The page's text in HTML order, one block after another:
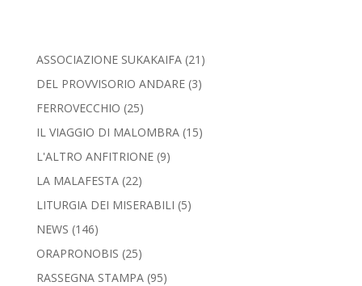
ASSOCIAZIONE SUKAKAIFA(21)
DEL PROVVISORIO ANDARE(3)
FERROVECCHIO (25)
IL VIAGGIO DI MALOMBRA(15)
L'ALTRO ANFITRIONE(9)
LA MALAFESTA(22)
LITURGIA DEI MISERABILI (5)
NEWS (146)
ORAPRONOBIS (25)
RASSEGNA STAMPA(95)